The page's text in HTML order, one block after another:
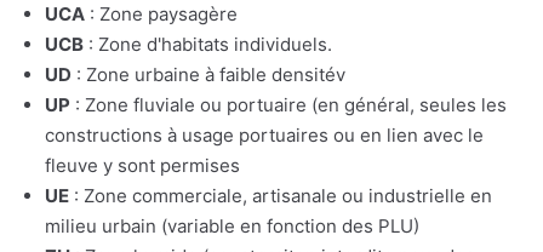
UCA : Zone paysagère
UCB : Zone d'habitats individuels.
UD : Zone urbaine à faible densitév
UP : Zone fluviale ou portuaire (en général, seules les
constructions à usage portuaires ou en lien avec le
fleuve y sont permises
UE : Zone commerciale, artisanale ou industrielle en
milieu urbain (variable en fonction des PLU)